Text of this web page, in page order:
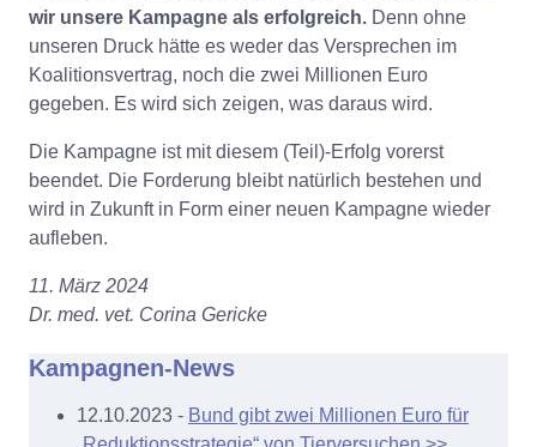
wir unsere Kampagne als erfolgreich. Denn ohne
unseren Druck hätte es weder das Versprechen im
Koalitionsvertrag, noch die zwei Millionen Euro
gegeben. Es wird sich zeigen, was daraus wird.
Die Kampagne ist mit diesem (Teil)-Erfolg vorerst
beendet. Die Forderung bleibt natürlich bestehen und
wird in Zukunft in Form einer neuen Kampagne wieder
aufleben.
11. März 2024
Dr. med. vet. Corina Gericke
Kampagnen-News
12.10.2023 - Bund gibt zwei Millionen Euro für